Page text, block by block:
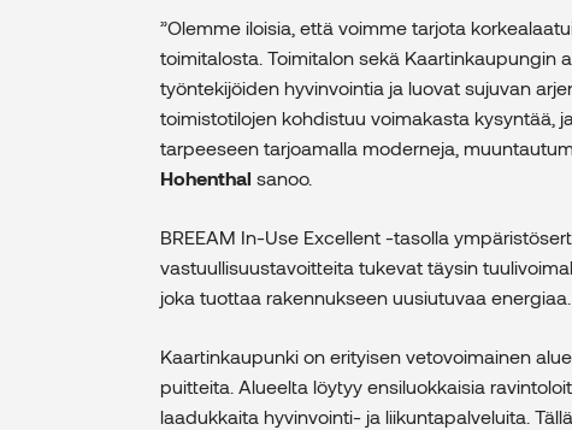
”Olemme iloisia, että voimme tarjota
toimitalosta. Toimitalon sekä
työntekijöiden hyvinvointia ja luovat sujuvan
toimistotilojen kohdistuu voimakasta kysyntää,
tarpeeseen tarjoamalla moderneja,
Hohenthal sanoo.
BREEAM In-Use Excellent -tasolla
vastuullisuustavoitteita tukevat täysin
joka tuottaa rakennukseen uusiutuvaa
Kaartinkaupunki on erityisen vetovoimainen
puitteita. Alueelta löytyy ensiluokkaisia
laadukkaita hyvinvointi- ja liikuntapalveluita.